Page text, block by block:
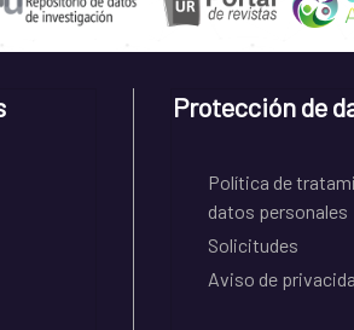
Protección de
Política de
datos personales
Solicitudes
Aviso de